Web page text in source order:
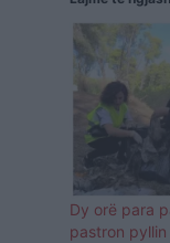
Dy orë para
pastron pyllin